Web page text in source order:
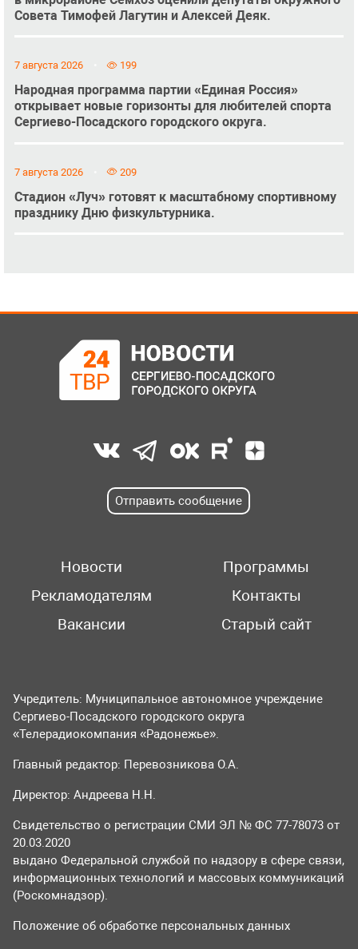
Совета Тимофей Лагутин и Алексей Деяк.
7 августа 2026 199
Народная программа партии «Единая Россия»
открывает новые горизонты для любителей спорта
Сергиево-Посадского городского округа.
7 августа 2026 209
Стадион «Луч» готовят к масштабному спортивному
празднику Дню физкультурника.
Отправить сообщение
Новости
Программы
Рекламодателям
Контакты
Вакансии
Старый сайт
Учредитель: Муниципальное автономное учреждение
Сергиево-Посадского городского округа
«Телерадиокомпания «Радонежье».
Главный редактор: Перевозникова О.А.
Директор: Андреева Н.Н.
Свидетельство о регистрации СМИ ЭЛ № ФС 77-78073 от
20.03.2020
выдано Федеральной службой по надзору в сфере связи,
информационных технологий и массовых коммуникаций
(Роскомнадзор).
Положение об обработке персональных данных